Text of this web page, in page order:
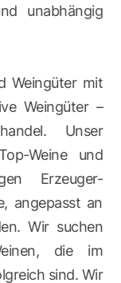
unabhängig
Weingüter mit
Weingüter –
Unser
Weine und
Erzeuger-
angepasst an
Wir suchen
die im
sind. Wir